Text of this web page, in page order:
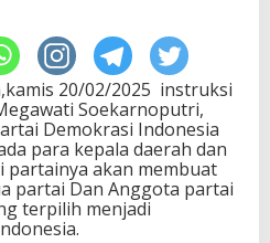
20/02/2025 instruksi
Soekarnoputri,
Demokrasi Indonesia
para kepala daerah dan
partainya akan membuat
partai Dan Anggota partai
terpilih menjadi